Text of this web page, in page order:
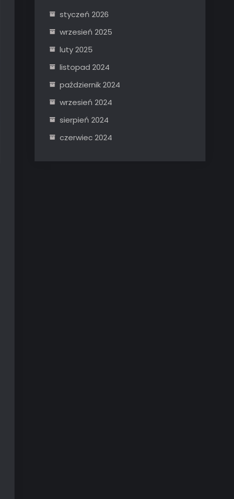
styczeń 2026
wrzesień 2025
luty 2025
listopad 2024
październik 2024
wrzesień 2024
sierpień 2024
czerwiec 2024